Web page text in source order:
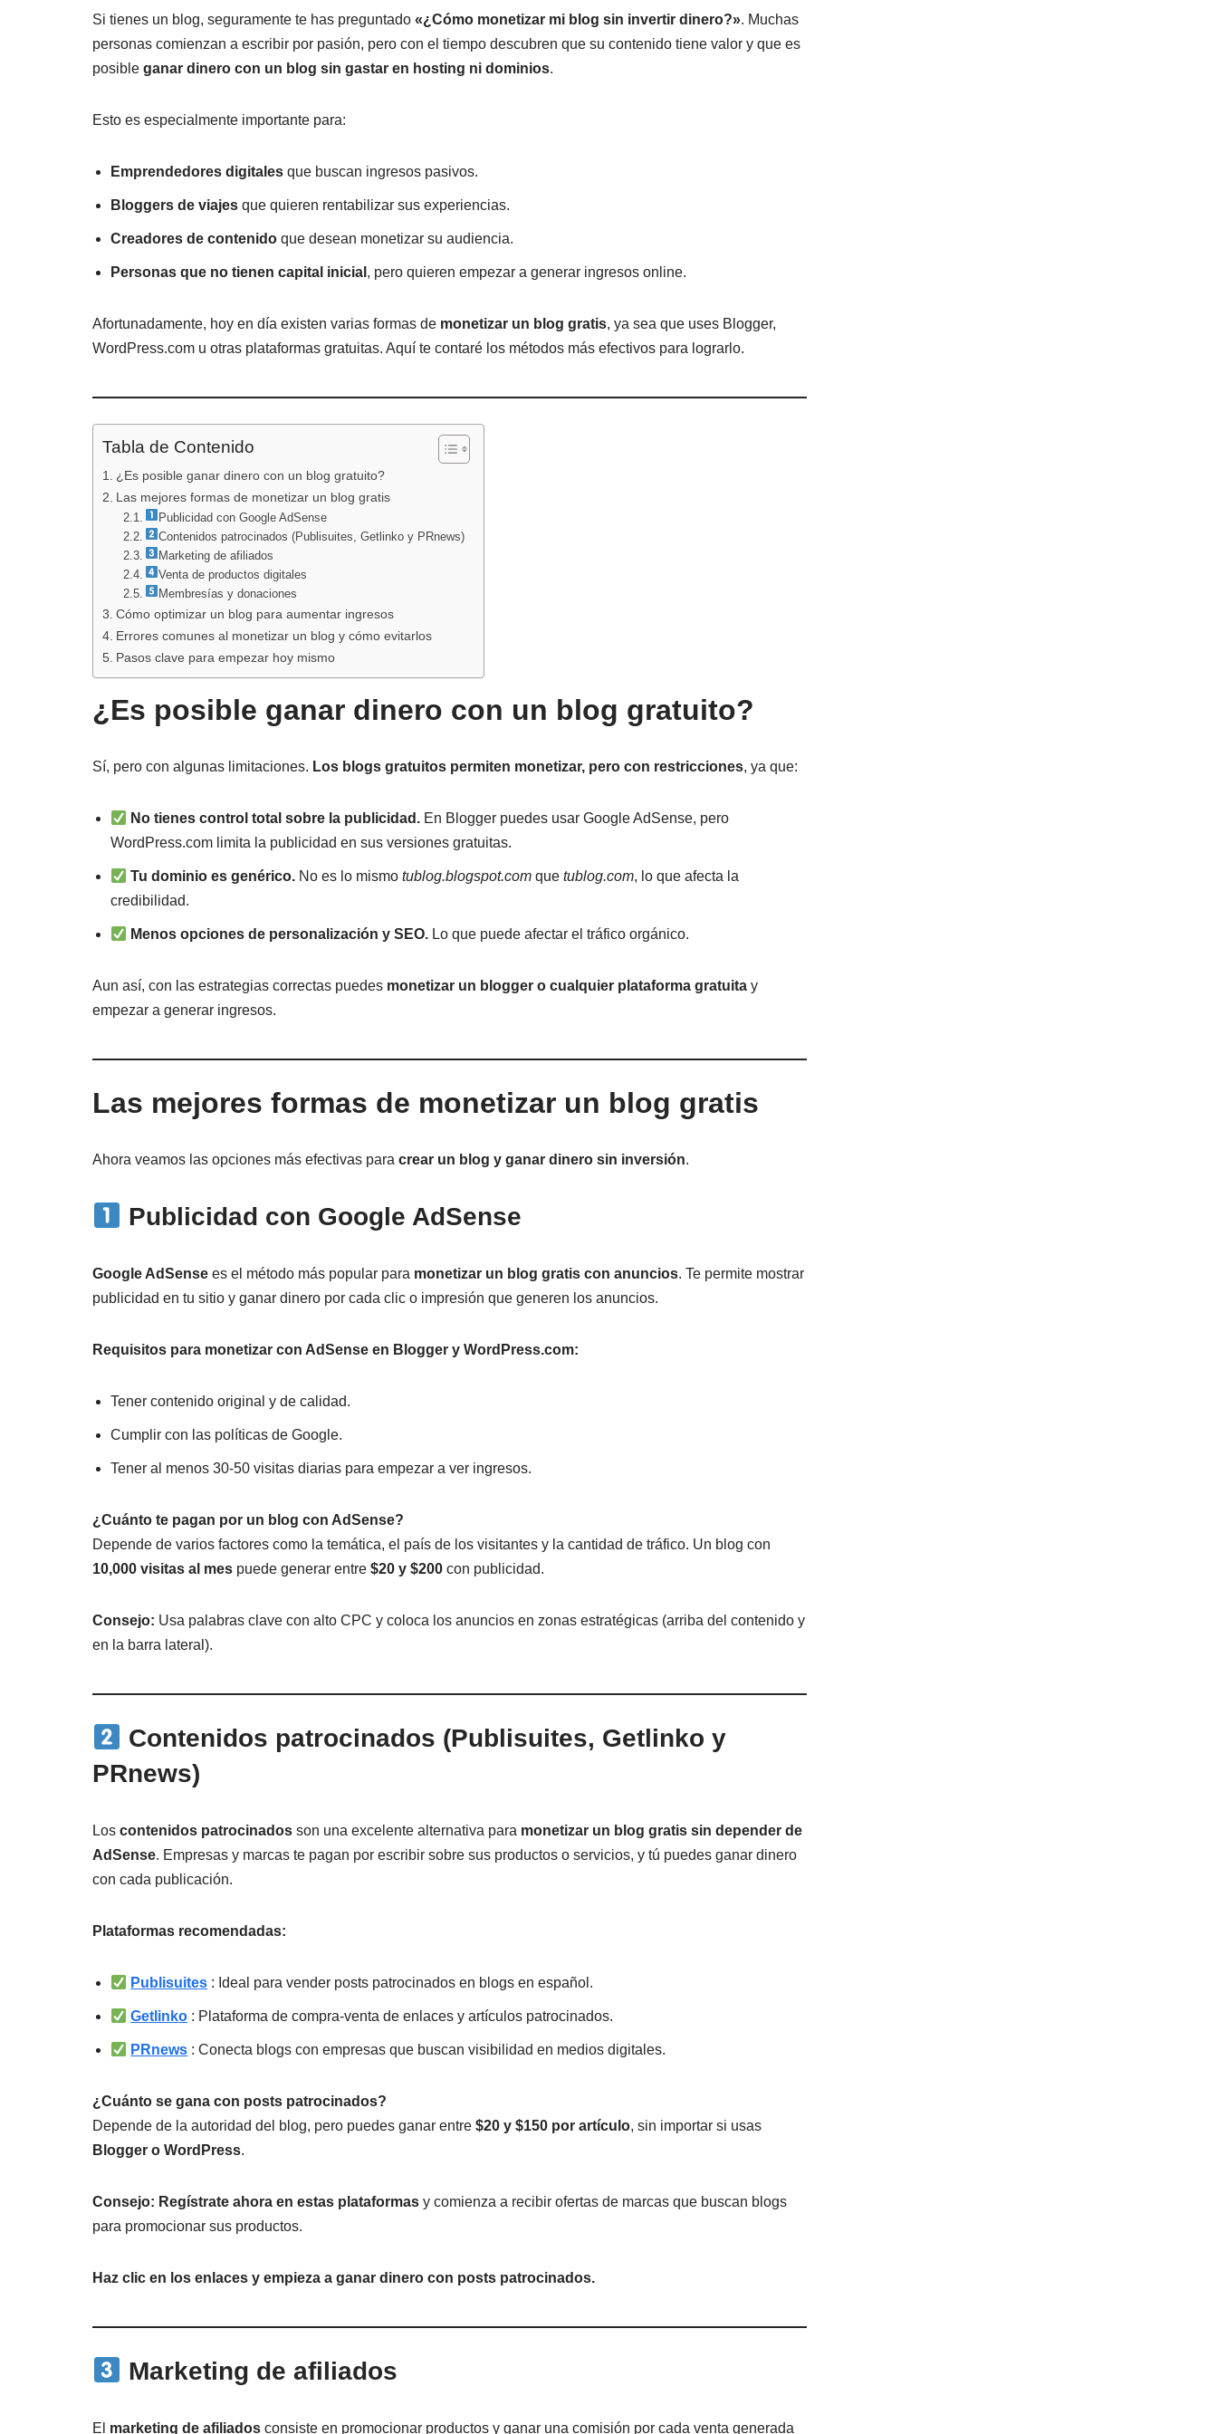
c
e
o
k
at
s
p
m
p
tir
Si tienes un blog, seguramente te has preguntado «¿Cómo monetizar mi blog sin invertir dinero?». Muchas
personas comienzan a escribir por pasión, pero con el tiempo descubren que su contenido tiene valor y que es
posible ganar dinero con un blog sin gastar en hosting ni dominios.
Esto es especialmente importante para:
Emprendedores digitales que buscan ingresos pasivos.
Bloggers de viajes que quieren rentabilizar sus experiencias.
Creadores de contenido que desean monetizar su audiencia.
Personas que no tienen capital inicial , pero quieren empezar a generar ingresos online.
Afortunadamente, hoy en día existen varias formas de monetizar un blog gratis, ya sea que uses Blogger,
WordPress.com u otras plataformas gratuitas. Aquí te contaré los métodos más efectivos para lograrlo.
Tabla de Contenido
¿Es posible ganar dinero con un blog gratuito?
Las mejores formas de monetizar un blog gratis
Publicidad con Google AdSense
Contenidos patrocinados (Publisuites, Getlinko y PRnews)
Marketing de afiliados
Venta de productos digitales
Membresías y donaciones
Cómo optimizar un blog para aumentar ingresos
Errores comunes al monetizar un blog y cómo evitarlos
Pasos clave para empezar hoy mismo
¿Es posible ganar dinero con un blog gratuito?
Sí, pero con algunas limitaciones. Los blogs gratuitos permiten monetizar, pero con restricciones, ya que:
No tienes control total sobre la publicidad. En Blogger puedes usar Google AdSense, pero
WordPress.com limita la publicidad en sus versiones gratuitas.
Tu dominio es genérico. No es lo mismotublog.blogspot.com quetublog.com, lo que afecta la
credibilidad.
Menos opciones de personalización y SEO. Lo que puede afectar el tráfico orgánico.
Aun así, con las estrategias correctas puedes monetizar un blogger o cualquier plataforma gratuita y
empezar a generar ingresos.
Las mejores formas de monetizar un blog gratis
Ahora veamos las opciones más efectivas para crear un blog y ganar dinero sin inversión.
Publicidad con Google AdSense
Google AdSense es el método más popular para monetizar un blog gratis con anuncios. Te permite mostrar
publicidad en tu sitio y ganar dinero por cada clic o impresión que generen los anuncios.
Requisitos para monetizar con AdSense en Blogger y WordPress.com:
Tener contenido original y de calidad.
Cumplir con las políticas de Google.
Tener al menos 30-50 visitas diarias para empezar a ver ingresos.
¿Cuánto te pagan por un blog con AdSense?
Depende de varios factores como la temática, el país de los visitantes y la cantidad de tráfico. Un blog con
10,000 visitas al mes puede generar entre $20 y $200 con publicidad.
Consejo: Usa palabras clave con alto CPC y coloca los anuncios en zonas estratégicas (arriba del contenido y
en la barra lateral).
Contenidos patrocinados (Publisuites, Getlinko y
PRnews)
Los contenidos patrocinados son una excelente alternativa para monetizar un blog gratis sin depender de
AdSense. Empresas y marcas te pagan por escribir sobre sus productos o servicios, y tú puedes ganar dinero
con cada publicación.
Plataformas recomendadas:
Publisuites : Ideal para vender posts patrocinados en blogs en español.
Getlinko : Plataforma de compra-venta de enlaces y artículos patrocinados.
PRnews : Conecta blogs con empresas que buscan visibilidad en medios digitales.
¿Cuánto se gana con posts patrocinados?
Depende de la autoridad del blog, pero puedes ganar entre $20 y $150 por artículo, sin importar si usas
Blogger o WordPress.
Consejo: Regístrate ahora en estas plataformas y comienza a recibir ofertas de marcas que buscan blogs
para promocionar sus productos.
Haz clic en los enlaces y empieza a ganar dinero con posts patrocinados.
Marketing de afiliados
El marketing de afiliados consiste en promocionar productos y ganar una comisión por cada venta generada